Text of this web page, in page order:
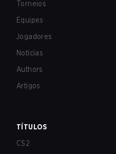
Torneios
Equipes
Jogadores
Notícias
Authors
Artigos
TÍTULOS
CS2